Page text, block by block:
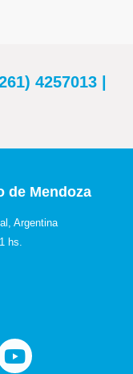
4257013 |
de Mendoza
Argentina
hs.